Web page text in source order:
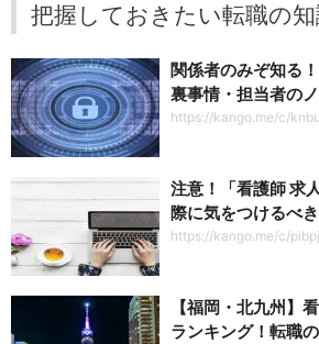
把握しておきたい転職の
関係者のみぞ知る
裏事情・担当者の
https://kango.me/c/
注意！「看護師 求
際に気をつけるべ
https://kango.me/c/
【福岡・北九州】
ランキング！転職